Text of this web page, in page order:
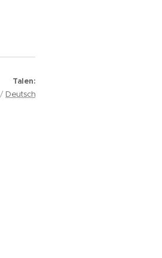
Talen
Deutsch